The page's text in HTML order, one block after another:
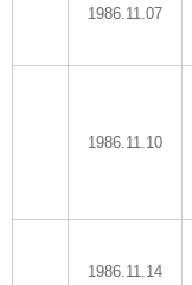
1986.11.07
1986.11.10
1986.11.14